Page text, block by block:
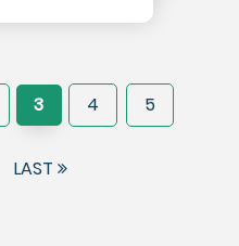
3 4 5
LAST